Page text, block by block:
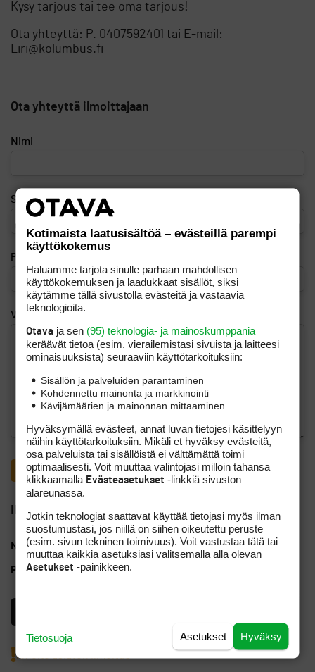
Kysy tarjous tai tee oma tarjous!
Ota yhteyttä: P. 0407592401 tai E-mail:
Liri@kolumbus.fi
Ota yhteyttä ilmoittajaan
Nimi
Sähköposti
Puhelinnumero (esim. 040 123 4567)
Viesti
Ilmoittajan yhteystiedot
Nimi Liri@kolumbus.fi Golfpiste nimimerkki
Puhelinnumero +358407592401
Ilmoita asiaton ilmoitus
Kotimaista laatusisältöä – evästeillä parempi
käyttökokemus
Haluamme tarjota sinulle parhaan mahdollisen
käyttökokemuksen ja laadukkaat sisällöt, siksi
käytämme tällä sivustolla evästeitä ja vastaavia
teknologioita.
Otava ja sen (95) teknologia- ja mainoskumppania
keräävät tietoa (esim. vierailemis­tasi sivuista ja laitteesi
ominaisuuk­sista) seuraaviin käyttötarkoituksiin:
Sisällön ja palveluiden parantaminen
Kohdennettu mainonta ja markkinointi
Kävijämäärien ja mainonnan mittaaminen
Hyväksymällä evästeet, annat luvan tietojesi käsittelyyn
näihin käyttötarkoituksiin. Mikäli et hyväksy evästeitä,
osa palveluista tai sisällöistä ei välttämättä toimi
optimaalisesti. Voit muuttaa valintojasi milloin tahansa
klikkaamalla Evästeasetukset -linkkiä sivuston
alareunassa.
Jotkin teknologiat saattavat käyttää tietojasi myös ilman
suostumustasi, jos niillä on siihen oikeutettu peruste
(esim. sivun tekninen toimivuus). Voit vastustaa tätä tai
muuttaa kaikkia asetuksiasi valitsemalla alla olevan
Asetukset -painikkeen.
Hyväksy
Asetukset
Tietosuoja